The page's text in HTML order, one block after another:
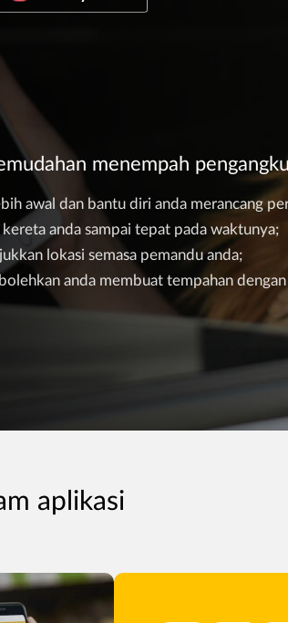
menempah
awal dan bantu diri anda merancang
anda sampai tepat pada waktunya;
lokasi semasa pemandu anda;
anda membuat tempahan dengan
aplikasi